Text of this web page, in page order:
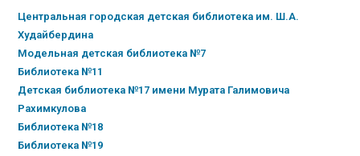
Центральная городская детская библиотека им. Ш.А.
Худайбердина
Модельная детская библиотека №7
Библиотека №11
Детская библиотека №17 имени Мурата Галимовича
Рахимкулова
Библиотека №18
Библиотека №19